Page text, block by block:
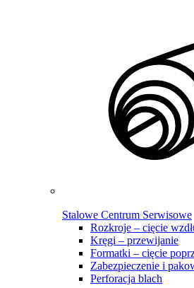
Stalowe Centrum Serwisowe
Rozkroje – cięcie
Kręgi – przewijanie
Formatki – cięcie
Zabezpieczenie i
Perforacja blach